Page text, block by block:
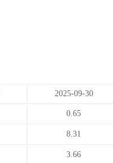
2025-09-30
0.65
8.31
3.66